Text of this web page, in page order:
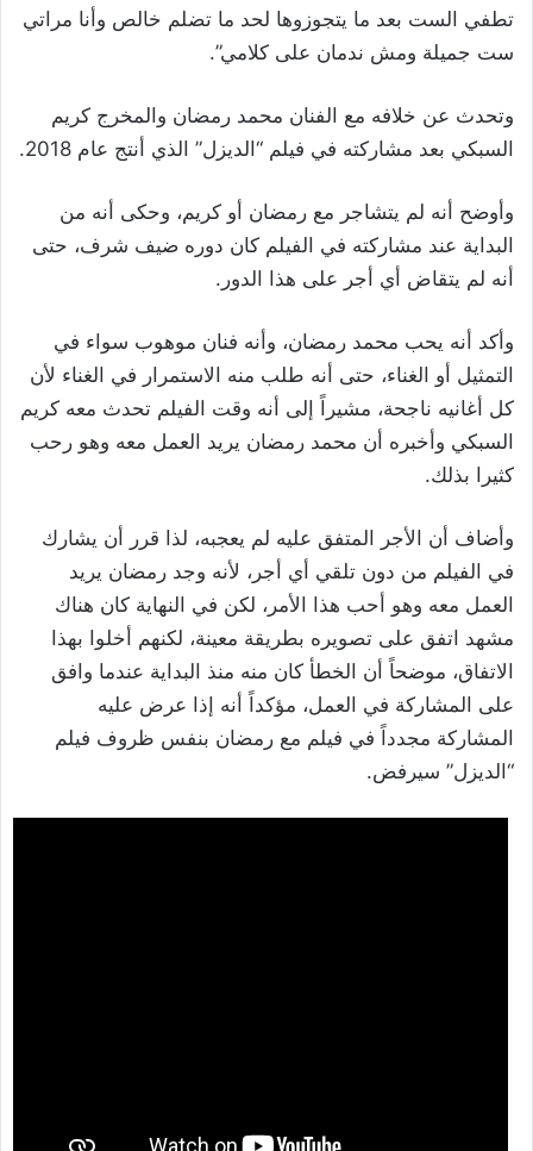
تطفي الست بعد ما يتجوزوها لحد ما تضلم خالص وأنا مراتي
ست جميلة ومش ندمان على كلامي”.
وتحدث عن خلافه مع الفنان محمد رمضان والمخرج كريم
السبكي بعد مشاركته في فيلم “الديزل” الذي أنتج عام 2018.
وأوضح أنه لم يتشاجر مع رمضان أو كريم، وحكى أنه من
البداية عند مشاركته في الفيلم كان دوره ضيف شرف، حتى
أنه لم يتقاض أي أجر على هذا الدور.
وأكد أنه يحب محمد رمضان، وأنه فنان موهوب سواء في
التمثيل أو الغناء، حتى أنه طلب منه الاستمرار في الغناء لأن
كل أغانيه ناجحة، مشيراً إلى أنه وقت الفيلم تحدث معه كريم
السبكي وأخبره أن محمد رمضان يريد العمل معه وهو رحب
كثيرا بذلك.
وأضاف أن الأجر المتفق عليه لم يعجبه، لذا قرر أن يشارك
في الفيلم من دون تلقي أي أجر، لأنه وجد رمضان يريد
العمل معه وهو أحب هذا الأمر، لكن في النهاية كان هناك
مشهد اتفق على تصويره بطريقة معينة، لكنهم أخلوا بهذا
الاتفاق، موضحاً أن الخطأ كان منه منذ البداية عندما وافق
على المشاركة في العمل، مؤكداً أنه إذا عرض عليه
المشاركة مجدداً في فيلم مع رمضان بنفس ظروف فيلم
“الديزل” سيرفض.